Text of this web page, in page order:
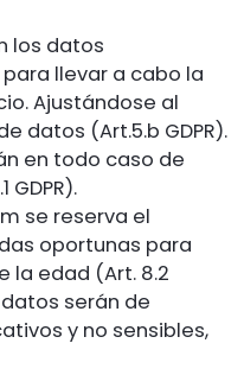
los datos
llevar a cabo la
Ajustándose al
datos (Art.5.b GDPR).
en todo caso de
GDPR).
se reserva el
oportunas para
la edad (Art. 8.2
datos serán de
y no sensibles,